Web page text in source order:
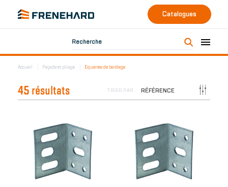
Recherche
Catalogues
Accueil Façade et pliage Equerres de bardage
45 résultats TRIER PAR : RÉFÉRENCE